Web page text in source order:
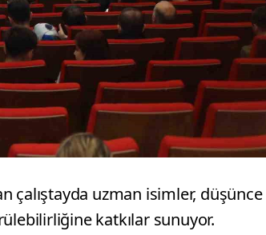
çalıştayda uzman isimler, düşünce
katkılar sunuyor.